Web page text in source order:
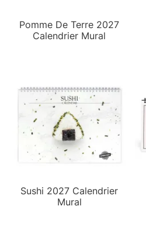
Pomme De Terre 2027
Calendrier Mural
Sushi 2027 Calendrier
Mural